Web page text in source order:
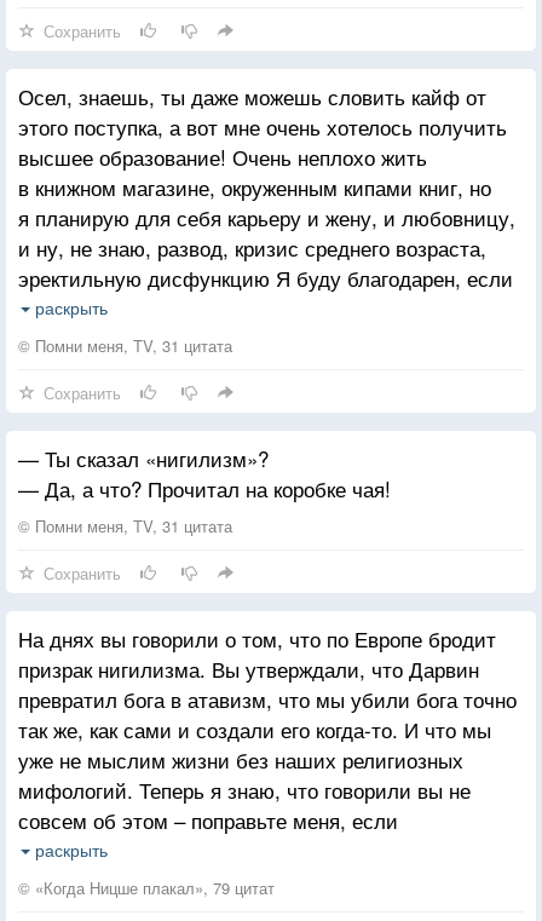
Сохранить
Осел, знаешь, ты даже можешь словить кайф от
этого поступка, а вот мне очень хотелось получить
высшее образование! Очень неплохо жить
в книжном магазине, окруженным кипами книг, но
я планирую для себя карьеру и жену, и любовницу,
и ну, не знаю, развод, кризис среднего возраста,
эректильную дисфункцию Я буду благодарен, если
ты будешь держать свои комплексы и свой детский
нигилизм при себе!
раскрыть
© Помни меня, TV, 31 цитата
Сохранить
— Ты сказал «нигилизм»?
— Да, а что? Прочитал на коробке чая!
© Помни меня, TV, 31 цитата
Сохранить
На днях вы говорили о том, что по Европе бродит
призрак нигилизма. Вы утверждали, что Дарвин
превратил бога в атавизм, что мы убили бога точно
так же, как сами и создали его когда-то. И что мы
уже не мыслим жизни без наших религиозных
мифологий. Теперь я знаю, что говорили вы не
совсем об этом – поправьте меня, если
я ошибаюсь, – но мне кажется, что вы видите свою
миссию в демонстрации того, что на основе этого
раскрыть
© «Когда Ницше плакал», 79 цитат